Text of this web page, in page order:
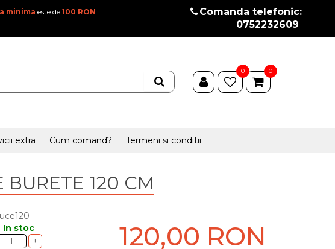
minima este de 100 RON.
Comanda telefonic:
0752232609
0 0
extra Cum comand? Termeni si conditii
BURETE 120 CM
In stoc
120,00 RON